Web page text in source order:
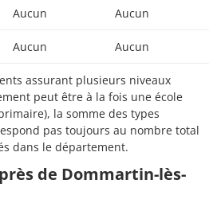
Aucun Aucun
Aucun Aucun
assurant plusieurs niveaux
peut être à la fois une école
la somme des types
pas toujours au nombre total
dans le département.
de Dommartin-lès-